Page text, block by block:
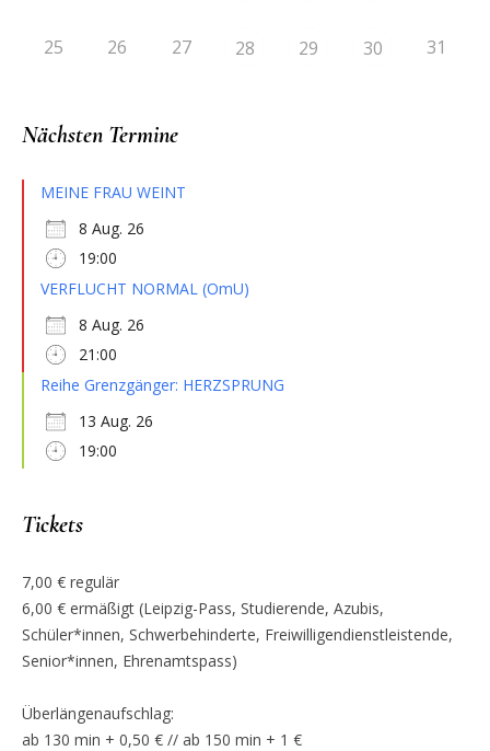
25 26 27 28 29 30 31
Nächsten Termine
MEINE FRAU WEINT
8 Aug. 26
19:00
VERFLUCHT NORMAL (OmU)
8 Aug. 26
21:00
Reihe Grenzgänger: HERZSPRUNG
13 Aug. 26
19:00
Tickets
7,00 € regulär
6,00 € ermäßigt (Leipzig-Pass, Studierende, Azubis,
Schüler*innen, Schwerbehinderte, Freiwilligendienstleistende,
Senior*innen, Ehrenamtspass)
Überlängenaufschlag:
ab 130 min + 0,50 € // ab 150 min + 1 €